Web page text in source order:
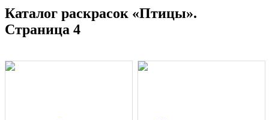
Каталог раскрасок «Птицы».
Страница 4